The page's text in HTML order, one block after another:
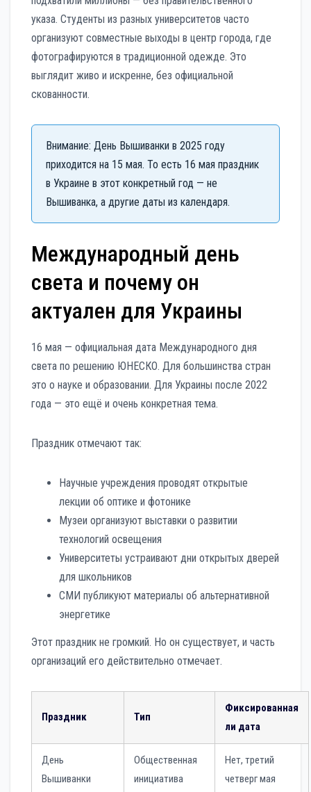
указа. Студенты из разных университетов часто
организуют совместные выходы в центр города, где
фотографируются в традиционной одежде. Это
выглядит живо и искренне, без официальной
скованности.
Внимание: День Вышиванки в 2025 году
приходится на 15 мая. То есть 16 мая праздник
в Украине в этот конкретный год — не
Вышиванка, а другие даты из календаря.
Международный день
света и почему он
актуален для Украины
16 мая — официальная дата Международного дня
света по решению ЮНЕСКО. Для большинства стран
это о науке и образовании. Для Украины после 2022
года — это ещё и очень конкретная тема.
Праздник отмечают так:
Научные учреждения проводят открытые
лекции об оптике и фотонике
Музеи организуют выставки о развитии
технологий освещения
Университеты устраивают дни открытых дверей
для школьников
СМИ публикуют материалы об альтернативной
энергетике
Этот праздник не громкий. Но он существует, и часть
организаций его действительно отмечает.
Праздник Тип
Фиксированная
ли дата
День
Вышиванки
Общественная
инициатива
Нет, третий
четверг мая